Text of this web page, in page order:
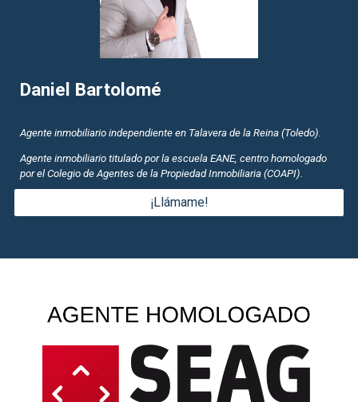
Daniel Bartolomé
Agente inmobiliario independiente en Talavera de la Reina (Toledo).
Agente inmobiliario titulado por la escuela EANE, centro homologado
por el Colegio de Agentes de la Propiedad Inmobiliaria (COAPI).
¡Llámame!